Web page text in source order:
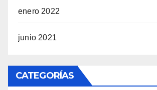
enero 2022
junio 2021
CATEGORÍAS